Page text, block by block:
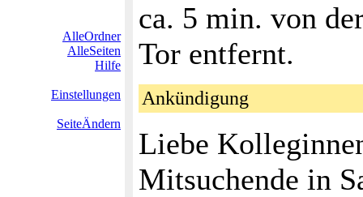
AlleOrdner
AlleSeiten
Hilfe
Einstellungen
SeiteÄndern
ca. 5 min. von
Tor entfernt.
Ankündigung
Liebe
Mitsuchende in